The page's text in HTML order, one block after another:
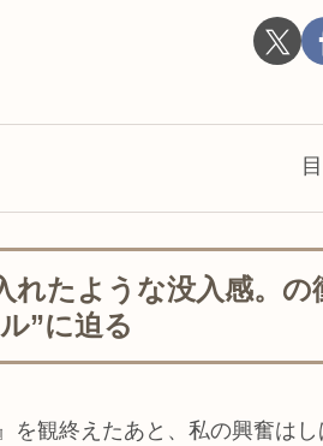
れたような没入感。
”に迫る
観終えたあと、私の興奮はし